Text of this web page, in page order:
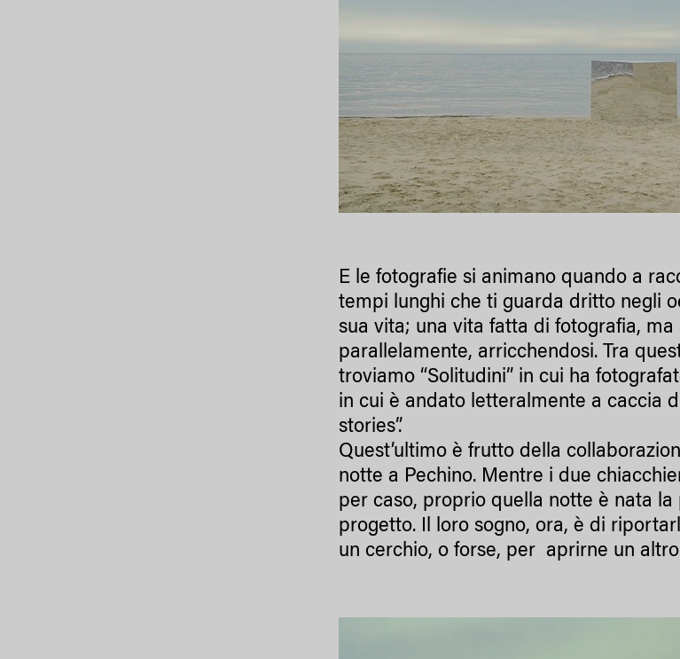
E le fotografie si animano quando a
tempi lunghi che ti guarda dritto negli
sua vita; una vita fatta di fotografia,
parallelamente, arricchendosi. Tra
troviamo “Solitudini” in cui ha
in cui è andato letteralmente a caccia
stories”.
Quest’ultimo è frutto della
notte a Pechino. Mentre i due
per caso, proprio quella notte è nata
progetto. Il loro sogno, ora, è di
un cerchio, o forse, per aprirne un